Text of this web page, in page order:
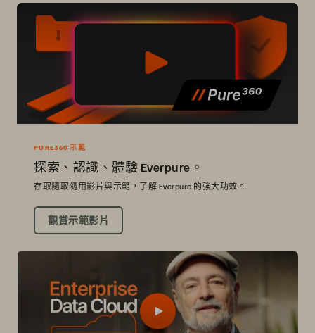
PURE360 示範
探索、認識、體驗 Everpure。
存取隨取隨用影片與示範，了解 Everpure 的強大功效。
觀賞示範影片